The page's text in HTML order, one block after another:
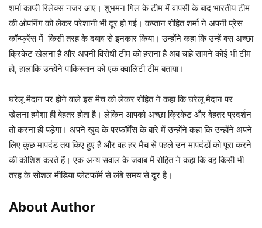
शर्मा काफी रिलेक्स नजर आए। शुभमन गिल के टीम में वापसी के बाद भारतीय टीम
की ओपनिंग को लेकर परेशानी भी दूर हो गई। कप्तान रोहित शर्मा ने अपनी प्रेस
कॉन्फ्रेंस में किसी तरह के दबाव से इनकार किया। उन्होंने कहा कि उन्हें बस अच्छा
क्रिकेट खेलना है और अपनी विरोधी टीम को हराना है अब चाहे सामने कोई भी टीम
हो, हालांकि उन्होंने पाकिस्तान को एक क्वालिटी टीम बताया।
घरेलू मैदान पर होने वाले इस मैच को लेकर रोहित ने कहा कि घरेलू मैदान पर
खेलना हमेशा ही बेहतर होता है। लेकिन आपको अच्छा क्रिकेट और बेहतर प्रदर्शन
तो करना ही पड़ेगा। अपने खुद के परफॉर्मेंस के बारे में उन्होंने कहा कि उन्होंने अपने
लिए कुछ मापदंड तय किए हुए हैं और वह हर मैच से पहले उन मापदंडों को पूरा करने
की कोशिश करते हैं। एक अन्य सवाल के जवाब में रोहित ने कहा कि वह किसी भी
तरह के सोशल मीडिया प्लेटफॉर्म से लंबे समय से दूर है।
About Author